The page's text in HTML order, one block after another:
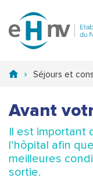
Séjours et
Avant
Il est important
l’hôpital afin
meilleures
sortie.